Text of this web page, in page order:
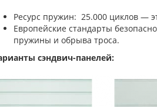
Ресурс пружин: 25.000 циклов —
Европейские стандарты
пружины и обрыва троса.
сэндвич-панелей: